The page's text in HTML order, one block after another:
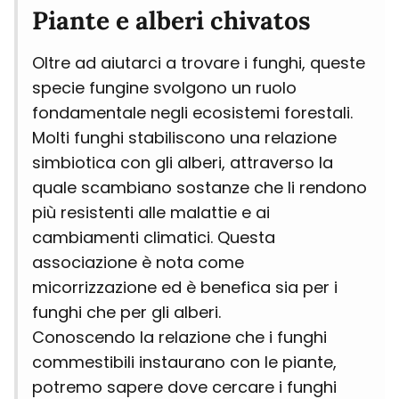
Piante e alberi chivatos
Oltre ad aiutarci a trovare i funghi, queste
specie fungine svolgono un ruolo
fondamentale negli ecosistemi forestali.
Molti funghi stabiliscono una relazione
simbiotica con gli alberi, attraverso la
quale scambiano sostanze che li rendono
più resistenti alle malattie e ai
cambiamenti climatici. Questa
associazione è nota come
micorrizzazione ed è benefica sia per i
funghi che per gli alberi.
Conoscendo la relazione che i funghi
commestibili instaurano con le piante,
potremo sapere dove cercare i funghi